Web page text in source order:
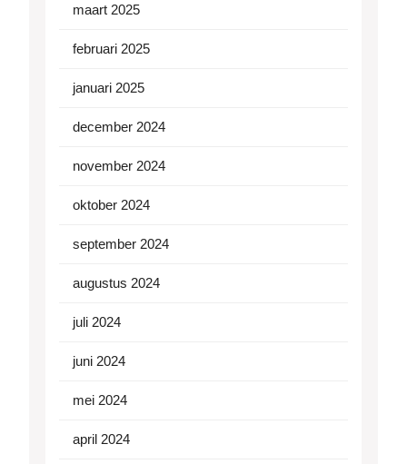
maart 2025
februari 2025
januari 2025
december 2024
november 2024
oktober 2024
september 2024
augustus 2024
juli 2024
juni 2024
mei 2024
april 2024